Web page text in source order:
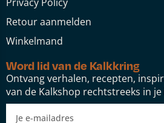
Retour aanmelden
Winkelmand
Word lid van de Kalkkring
Ontvang verhalen, recepten,
van de Kalkshop rechtstreeks in